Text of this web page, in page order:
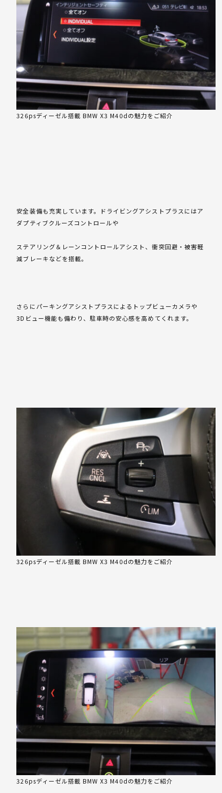
326psディーゼル搭載 BMW X3 M40dの魅力をご紹介
安全装備も充実しています。ドライビングアシストプラスにはア
ダプティブクルーズコントロールや
ステアリング＆レーンコントロールアシスト、衝突回避・被害軽
減ブレーキなどを搭載。
さらにパーキングアシストプラスによるトップビューカメラや
3Dビュー機能も備わり、駐車時の安心感を高めてくれます。
326psディーゼル搭載 BMW X3 M40dの魅力をご紹介
326psディーゼル搭載 BMW X3 M40dの魅力をご紹介